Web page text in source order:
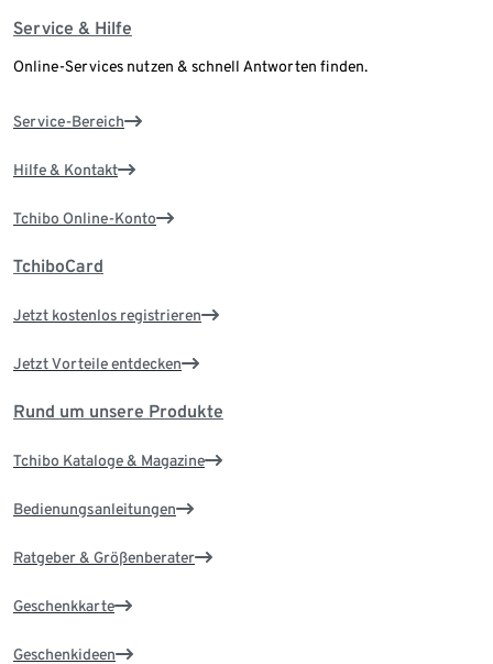
Service & Hilfe
Online-Services nutzen & schnell Antworten finden.
Service-Bereich
Hilfe & Kontakt
Tchibo Online-Konto
TchiboCard
Jetzt kostenlos registrieren
Jetzt Vorteile entdecken
Rund um unsere Produkte
Tchibo Kataloge & Magazine
Bedienungsanleitungen
Ratgeber & Größenberater
Geschenkkarte
Geschenkideen